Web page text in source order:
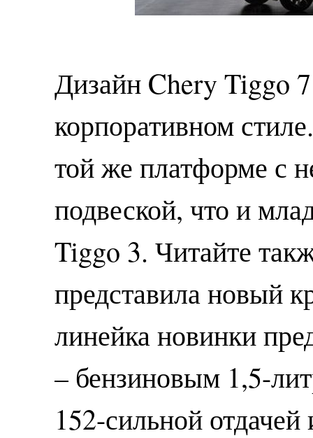
Дизайн Chery Tiggo
корпоративном
той же платформе с
подвеской, что и
Tiggo 3. Читайте
представила новый
линейка новинки
– бензиновым 1,5-
152-сильной